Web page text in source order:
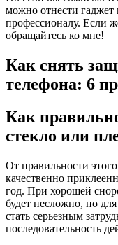
можно отнести гаджет
профессионалу. Если
обращайтесь ко мне!
Как снять
телефона: 6
Как
стекло или
От правильности
качественно
год. При хорошей
будет несложно, но
стать серьезным
последовательность